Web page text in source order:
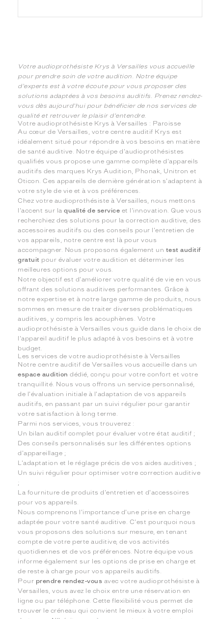
Votre audioprothésiste Krys à Versailles vous accueille
pour prendre soin de votre audition. Notre équipe
d'experts est à votre écoute pour vous proposer des
solutions adaptées à vos besoins auditifs. Prenez rendez-
vous dès aujourd'hui pour bénéficier de nos services de
qualité et retrouver le plaisir d'entendre.
Votre audioprothésiste Krys à Versailles : Paroisse
Au cœur de Versailles, votre centre auditif Krys est
idéalement situé pour répondre à vos besoins en matière
de santé auditive. Notre équipe d'audioprothésistes
qualifiés vous propose une gamme complète d'appareils
auditifs des marques Krys Audition, Phonak, Unitron et
Oticon. Ces appareils de dernière génération s'adaptent à
votre style de vie et à vos préférences.
Chez votre audioprothésiste à Versailles, nous mettons
l'accent sur laqualité de service et l'innovation. Que vous
recherchiez des solutions pour la correction auditive, des
accessoires auditifs ou des conseils pour l'entretien de
vos appareils, notre centre est là pour vous
accompagner. Nous proposons également un test auditif
gratuit pour évaluer votre audition et déterminer les
meilleures options pour vous.
Notre objectif est d'améliorer votre qualité de vie en vous
offrant des solutions auditives performantes. Grâce à
notre expertise et à notre large gamme de produits, nous
sommes en mesure de traiter diverses problématiques
auditives, y compris les acouphènes. Votre
audioprothésiste à Versailles vous guide dans le choix de
l'appareil auditif le plus adapté à vos besoins et à votre
budget.
Les services de votre audioprothésiste à Versailles
Notre centre auditif de Versailles vous accueille dans un
espace audition dédié, conçu pour votre confort et votre
tranquillité. Nous vous offrons un service personnalisé,
de l'évaluation initiale à l'adaptation de vos appareils
auditifs, en passant par un suivi régulier pour garantir
votre satisfaction à long terme.
Parmi nos services, vous trouverez :
Un bilan auditif complet pour évaluer votre état auditif ;
Des conseils personnalisés sur les différentes options
d'appareillage ;
L'adaptation et le réglage précis de vos aides auditives ;
Un suivi régulier pour optimiser votre correction auditive
;
La fourniture de produits d'entretien et d'accessoires
pour vos appareils.
Nous comprenons l'importance d'une prise en charge
adaptée pour votre santé auditive. C'est pourquoi nous
vous proposons des solutions sur mesure, en tenant
compte de votre perte auditive, de vos activités
quotidiennes et de vos préférences. Notre équipe vous
informe également sur les options de prise en charge et
de reste à charge pour vos appareils auditifs.
Pour prendre rendez-vous avec votre audioprothésiste à
Versailles, vous avez le choix entre une réservation en
ligne ou par téléphone. Cette flexibilité vous permet de
trouver le créneau qui convient le mieux à votre emploi